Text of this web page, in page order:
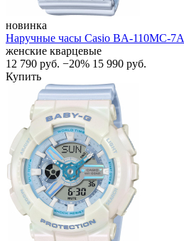
новинка
Наручные часы Casio BA-110MC-7A
женские кварцевые
12 790 руб. −20% 15 990 руб.
Купить